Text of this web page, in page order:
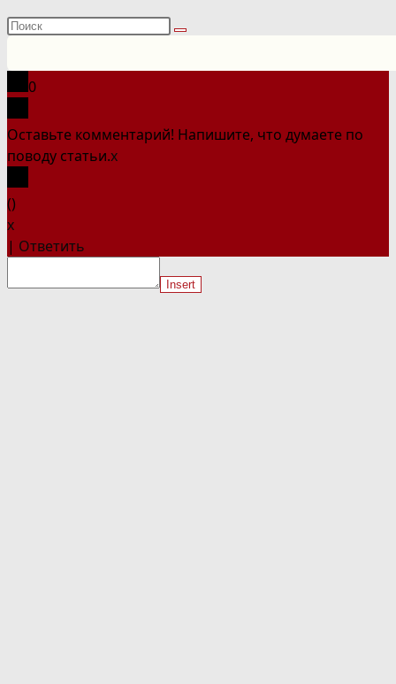
Поиск
сайте
0
Оставьте комментарий! Напишите, что думаете по
поводу статьи.x
()
x
| Ответить
Insert